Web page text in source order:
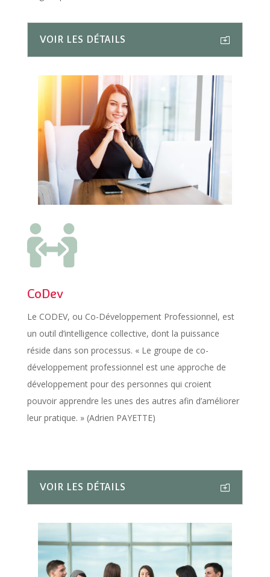
VOIR LES DÉTAILS

CoDev
Le CODEV, ou Co-Développement Professionnel, est
un outil d’intelligence collective, dont la puissance
réside dans son processus. « Le groupe de co-
développement professionnel est une approche de
développement pour des personnes qui croient
pouvoir apprendre les unes des autres afin d’améliorer
leur pratique. » (Adrien PAYETTE)
VOIR LES DÉTAILS